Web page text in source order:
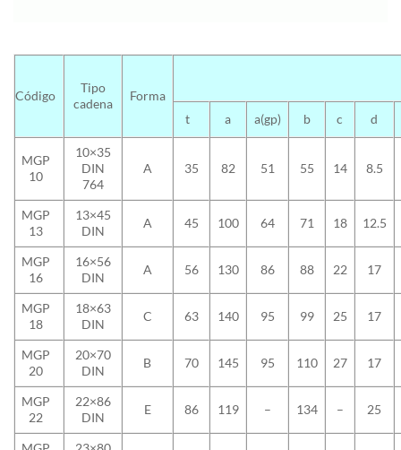
Código
Tipo
cadena
Forma
t
a a(gp) b c d
MGP
10
10×35
DIN
764
A 35 82 51 55 14 8.5
MGP
13
13×45
DIN
A 45 100 64 71 18 12.5
MGP
16
16×56
DIN
A 56 130 86 88 22 17
MGP
18
18×63
DIN
C 63 140 95 99 25 17
MGP
20
20×70
DIN
B 70 145 95 110 27 17
MGP
22
22×86
DIN
E 86 119 – 134 – 25